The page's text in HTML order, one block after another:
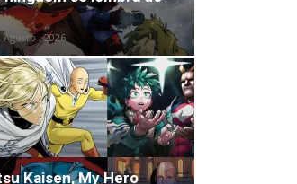
Agosto , 2026
Kaisen, My Hero